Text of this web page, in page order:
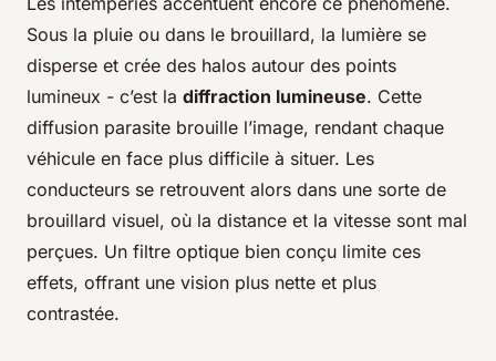
Sous la pluie ou dans le brouillard, la lumière se
disperse et crée des halos autour des points
lumineux - c’est la diffraction lumineuse. Cette
diffusion parasite brouille l’image, rendant chaque
véhicule en face plus difficile à situer. Les
conducteurs se retrouvent alors dans une sorte de
brouillard visuel, où la distance et la vitesse sont mal
perçues. Un filtre optique bien conçu limite ces
effets, offrant une vision plus nette et plus
contrastée.